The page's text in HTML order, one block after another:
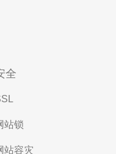
全
站锁
站容灾